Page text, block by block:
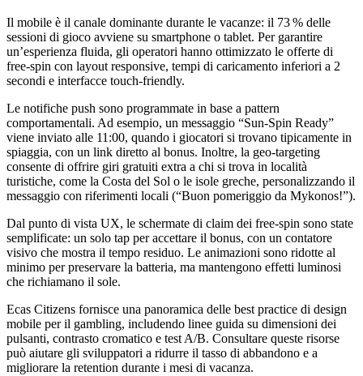
Il mobile è il canale dominante durante le vacanze: il 73 % delle
sessioni di gioco avviene su smartphone o tablet. Per garantire
un’esperienza fluida, gli operatori hanno ottimizzato le offerte di
free‑spin con layout responsive, tempi di caricamento inferiori a 2
secondi e interfacce touch‑friendly.
Le notifiche push sono programmate in base a pattern
comportamentali. Ad esempio, un messaggio “Sun‑Spin Ready”
viene inviato alle 11:00, quando i giocatori si trovano tipicamente in
spiaggia, con un link diretto al bonus. Inoltre, la geo‑targeting
consente di offrire giri gratuiti extra a chi si trova in località
turistiche, come la Costa del Sol o le isole greche, personalizzando il
messaggio con riferimenti locali (“Buon pomeriggio da Mykonos!”).
Dal punto di vista UX, le schermate di claim dei free‑spin sono state
semplificate: un solo tap per accettare il bonus, con un contatore
visivo che mostra il tempo residuo. Le animazioni sono ridotte al
minimo per preservare la batteria, ma mantengono effetti luminosi
che richiamano il sole.
Ecas Citizens fornisce una panoramica delle best practice di design
mobile per il gambling, includendo linee guida su dimensioni dei
pulsanti, contrasto cromatico e test A/B. Consultare queste risorse
può aiutare gli sviluppatori a ridurre il tasso di abbandono e a
migliorare la retention durante i mesi di vacanza.